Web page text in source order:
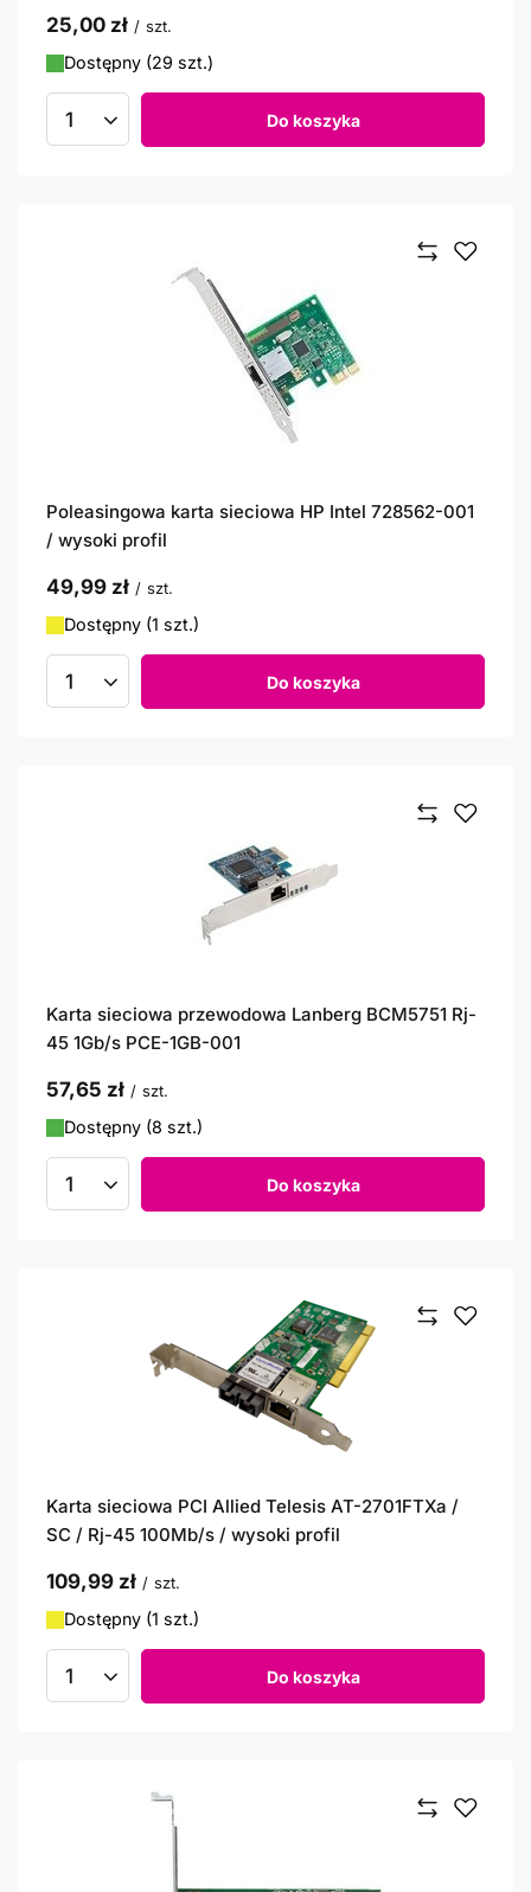
25,00 zł / szt.
Dostępny (29 szt.)
Ilość produktów Do koszyka
Poleasingowa karta sieciowa HP Intel 728562-001
/ wysoki profil
49,99 zł / szt.
Dostępny (1 szt.)
Ilość produktów Do koszyka
Karta sieciowa przewodowa Lanberg BCM5751 Rj-
45 1Gb/s PCE-1GB-001
57,65 zł / szt.
Dostępny (8 szt.)
Ilość produktów Do koszyka
Karta sieciowa PCI Allied Telesis AT-2701FTXa /
SC / Rj-45 100Mb/s / wysoki profil
109,99 zł / szt.
Dostępny (1 szt.)
Ilość produktów Do koszyka